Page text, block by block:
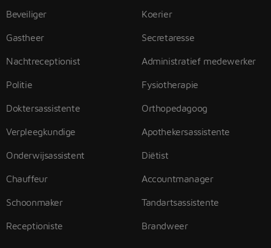
Beveiliger
Gastheer
Nachtreceptionist
Politie
Doktersassistente
Verpleegkundige
Onderwijsassistent
Chauffeur
Schoonmaker
Receptioniste
Koerier
Secretaresse
Administratief medewerker
Fysiotherapie
Orthopedagoog
Apothekersassistente
Diëtist
Accountmanager
Tandartsassistente
Brandweer